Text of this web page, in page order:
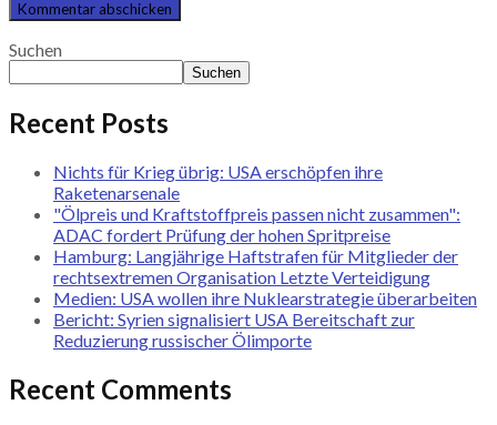
Suchen
Suchen
Recent Posts
Nichts für Krieg übrig: USA erschöpfen ihre
Raketenarsenale
"Ölpreis und Kraftstoffpreis passen nicht zusammen":
ADAC fordert Prüfung der hohen Spritpreise
Hamburg: Langjährige Haftstrafen für Mitglieder der
rechtsextremen Organisation Letzte Verteidigung
Medien: USA wollen ihre Nuklearstrategie überarbeiten
Bericht: Syrien signalisiert USA Bereitschaft zur
Reduzierung russischer Ölimporte
Recent Comments